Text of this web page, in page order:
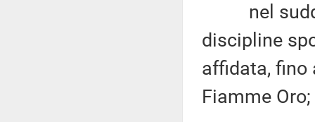
nel
discipline
affidata, fino
Fiamme Oro;